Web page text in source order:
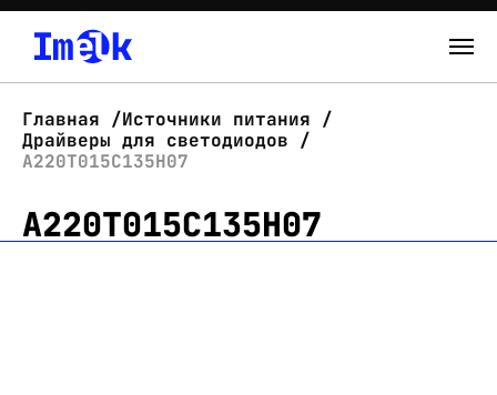
О нас
Новости
Главная
Источники питания
Драйверы для светодиодов
А220Т015С135Н07
А220Т015С135Н07